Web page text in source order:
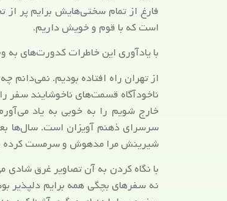
فارغ از تمام سختی‌هایش برایم پر از
است که با قوم و خویش داریم.
با یادآوری این خاطرات کدورت‌های
از تهران راه افتاده بودیم.
ناخودآگاه قسمت‌های ناخوشایند سفر
خارج شویم را به خوبی به یاد
سرسرای ذهنم آویزان است. سال‌ها
شیرینش مرا مدهوش و سرمست کرده
با نگاه کردن به آن تصاویر غرق
نه سفرهای بچگی همه برایم دلپذیر